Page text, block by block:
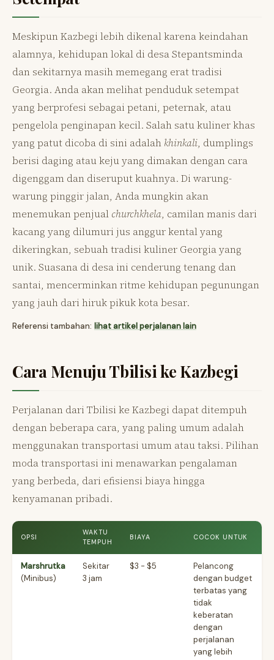
Meskipun Kazbegi lebih dikenal karena keindahan
alamnya, kehidupan lokal di desa Stepantsminda
dan sekitarnya masih memegang erat tradisi
Georgia. Anda akan melihat penduduk setempat
yang berprofesi sebagai petani, peternak, atau
pengelola penginapan kecil. Salah satu kuliner khas
yang patut dicoba di sini adalah khinkali, dumplings
berisi daging atau keju yang dimakan dengan cara
digenggam dan diseruput kuahnya. Di warung-
warung pinggir jalan, Anda mungkin akan
menemukan penjual churchkhela, camilan manis dari
kacang yang dilumuri jus anggur kental yang
dikeringkan, sebuah tradisi kuliner Georgia yang
unik. Suasana di desa ini cenderung tenang dan
santai, mencerminkan ritme kehidupan pegunungan
yang jauh dari hiruk pikuk kota besar.
Referensi tambahan: lihat artikel perjalanan lain
Cara Menuju Tbilisi ke Kazbegi
Perjalanan dari Tbilisi ke Kazbegi dapat ditempuh
dengan beberapa cara, yang paling umum adalah
menggunakan transportasi umum atau taksi. Pilihan
moda transportasi ini menawarkan pengalaman
yang berbeda, dari efisiensi biaya hingga
kenyamanan pribadi.
OPSI
WAKTU
TEMPUH
BIAYA COCOK UNTUK
Marshrutka
(Minibus)
Sekitar
3 jam
$3 - $5
Pelancong
dengan budget
terbatas yang
tidak
keberatan
dengan
perjalanan
yang lebih